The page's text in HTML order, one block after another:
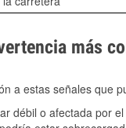
más
a estas señales que
débil o afectada por el